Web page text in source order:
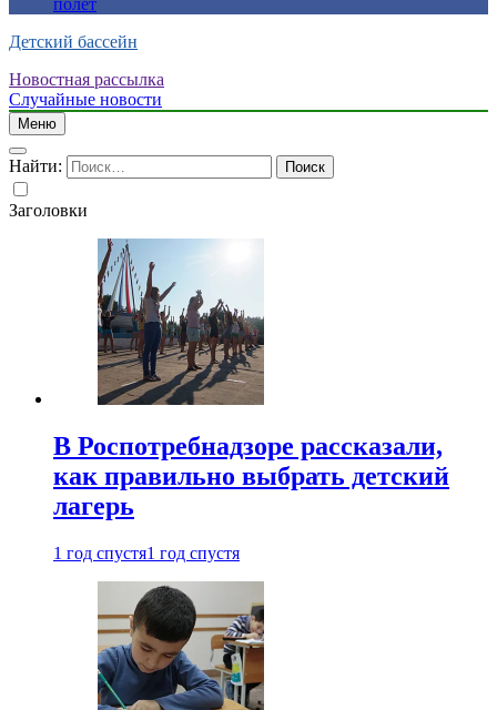
полет
Детский бассейн
Новостная рассылка
Случайные новости
Меню
Найти:
Заголовки
В Роспотребнадзоре рассказали,
как правильно выбрать детский
лагерь
1 год спустя1 год спустя